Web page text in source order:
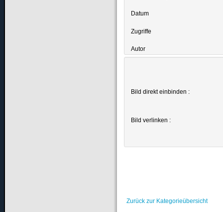
Datum
Zugriffe
Autor
Bild direkt einbinden :
Bild verlinken :
Zurück zur Kategorieübersicht